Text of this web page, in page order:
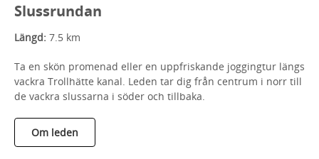
Slussrundan
Längd: 7.5 km
Ta en skön promenad eller en uppfriskande joggingtur längs
vackra Trollhätte kanal. Leden tar dig från centrum i norr till
de vackra slussarna i söder och tillbaka.
Om leden